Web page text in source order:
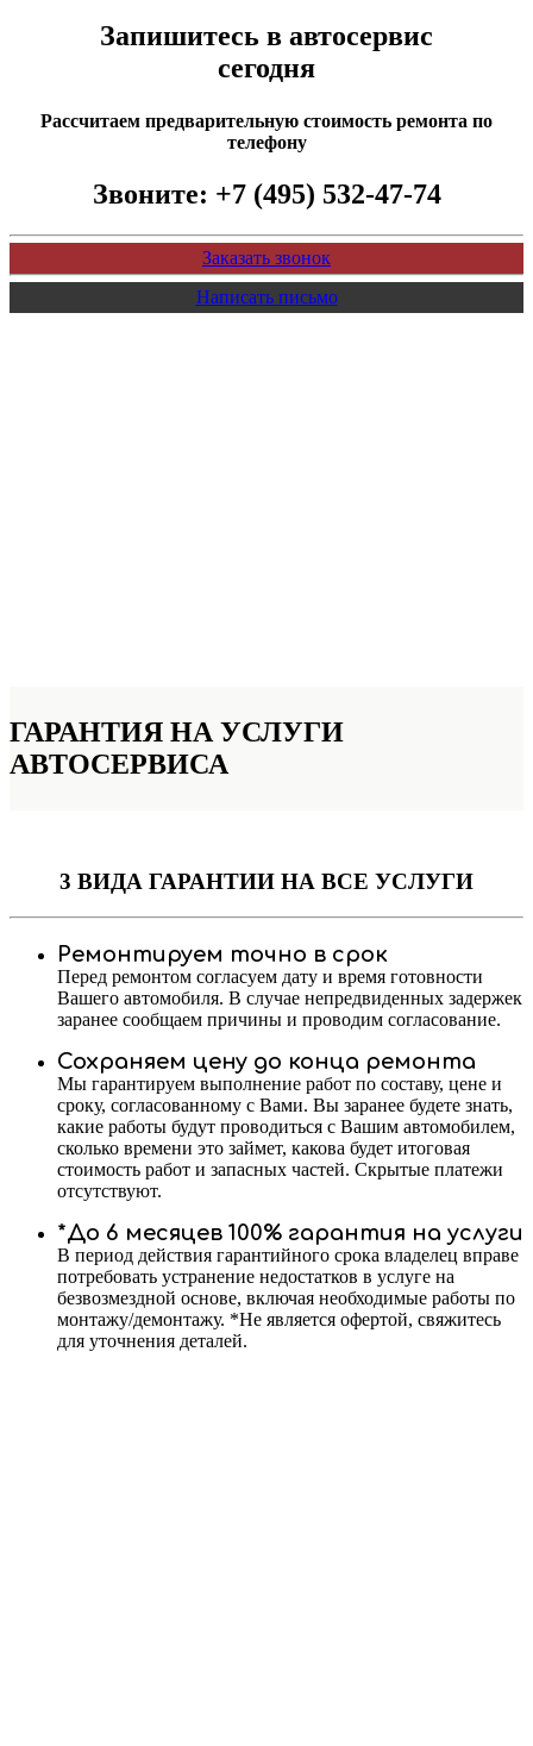
Запишитесь в автосервис
сегодня
Рассчитаем предварительную стоимость ремонта по
телефону
Звоните: +7 (495) 532-47-74
Заказать звонок
Написать письмо
ГАРАНТИЯ НА УСЛУГИ
АВТОСЕРВИСА
3 ВИДА ГАРАНТИИ НА ВСЕ УСЛУГИ
Ремонтируем точно в срок
Перед ремонтом согласуем дату и время готовности
Вашего автомобиля. В случае непредвиденных задержек
заранее сообщаем причины и проводим согласование.
Сохраняем цену до конца ремонта
Мы гарантируем выполнение работ по составу, цене и
сроку, согласованному с Вами. Вы заранее будете знать,
какие работы будут проводиться с Вашим автомобилем,
сколько времени это займет, какова будет итоговая
стоимость работ и запасных частей. Скрытые платежи
отсутствуют.
*До 6 месяцев 100% гарантия на услуги
В период действия гарантийного срока владелец вправе
потребовать устранение недостатков в услуге на
безвозмездной основе, включая необходимые работы по
монтажу/демонтажу. *Не является офертой, свяжитесь
для уточнения деталей.